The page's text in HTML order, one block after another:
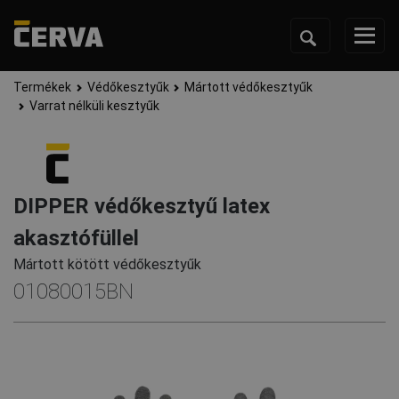
Termékek Védőkesztyűk
Mártott védőkesztyűk
Varrat nélküli kesztyűk
DIPPER védőkesztyű latex
akasztófüllel
Mártott kötött védőkesztyűk
01080015BN